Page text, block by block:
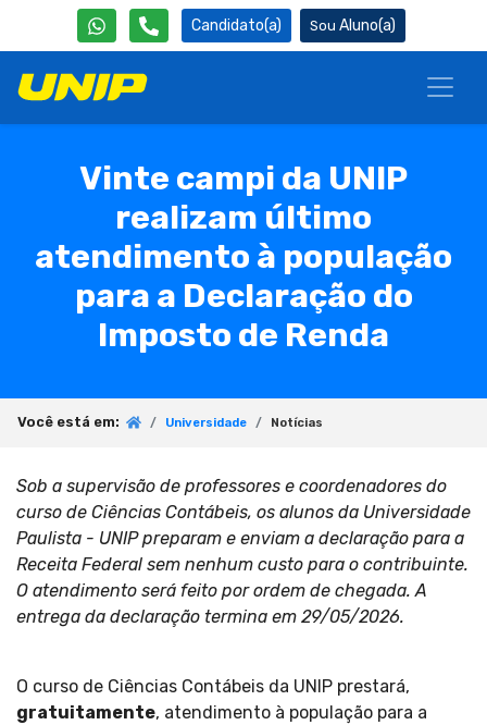
Candidato(a) Aluno(a)
Vinte campi da UNIP
realizam último
atendimento à população
para a Declaração do
Imposto de Renda
Você está em: Universidade Notícias
Sob a supervisão de professores e coordenadores do
curso de Ciências Contábeis, os alunos da Universidade
Paulista - UNIP preparam e enviam a declaração para a
Receita Federal sem nenhum custo para o contribuinte.
O atendimento será feito por ordem de chegada. A
entrega da declaração termina em 29/05/2026.
O curso de Ciências Contábeis da UNIP prestará,
gratuitamente, atendimento à população para a